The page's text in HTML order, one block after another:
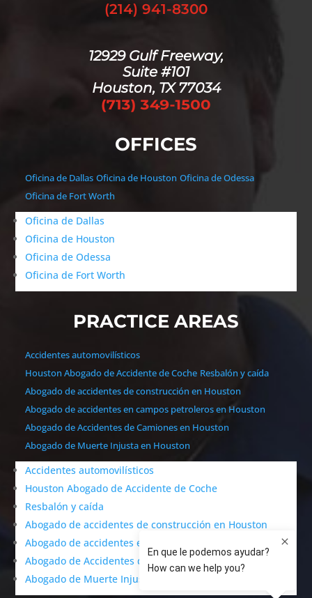
(214) 941-8300
12929 Gulf Freeway,
Suite #101
Houston, TX 77034
OFFICES
Oficina de Dallas Oficina de Houston Oficina de Odessa
Oficina de Fort Worth
Oficina de Dallas
Oficina de Houston
Oficina de Odessa
Oficina de Fort Worth
PRACTICE AREAS
Accidentes automovilísticos
Houston Abogado de Accidente de Coche Resbalón y caída
Abogado de accidentes de construcción en Houston
Abogado de accidentes en campos petroleros en Houston
Abogado de Accidentes de Camiones en Houston
Abogado de Muerte Injusta en Houston
Accidentes automovilísticos
Houston Abogado de Accidente de Coche
Resbalón y caída
Abogado de accidentes de construcción en Houston
Abogado de accidentes en campos petroleros en Houston
Abogado de Accidentes de Camiones en Houston
Abogado de Muerte Injusta en Houston